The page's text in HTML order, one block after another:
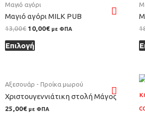
Μαγιό αγόρι
Μαγιό αγόρι MILK PUB
13,00€10,00€ με ΦΠΑ
Επιλογή
Αξεσουάρ - Προίκα μωρού
Χριστουγεννιάτικη στολή Μάγος
25,00€ με ΦΠΑ